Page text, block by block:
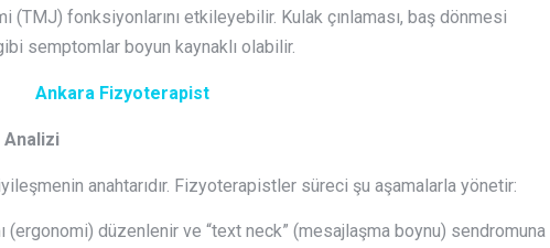
fonksiyonlarını etkileyebilir. Kulak çınlaması, baş dönmesi
semptomlar boyun kaynaklı olabilir.
Ankara Fizyoterapist
iyileşmenin anahtarıdır. Fizyoterapistler süreci şu aşamalarla yönetir:
(ergonomi) düzenlenir ve “text neck” (mesajlaşma boynu) sendromuna